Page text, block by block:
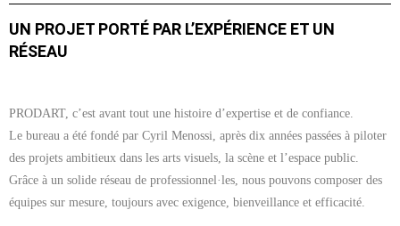
UN PROJET PORTÉ PAR L’EXPÉRIENCE ET UN
RÉSEAU
PRODART, c’est avant tout une histoire d’expertise et de confiance.
Le bureau a été fondé par Cyril Menossi, après dix années passées à piloter
des projets ambitieux dans les arts visuels, la scène et l’espace public.
Grâce à un solide réseau de professionnel·les, nous pouvons composer des
équipes sur mesure, toujours avec exigence, bienveillance et efficacité.